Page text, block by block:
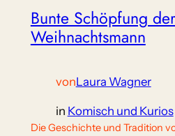
Bunte Schöpfung
Weihnachtsmann
vonLaura Wagner
in Komisch und Kurios
Die Geschichte und Tradition